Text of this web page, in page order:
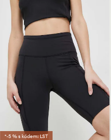
*-5 % s kódem: LST